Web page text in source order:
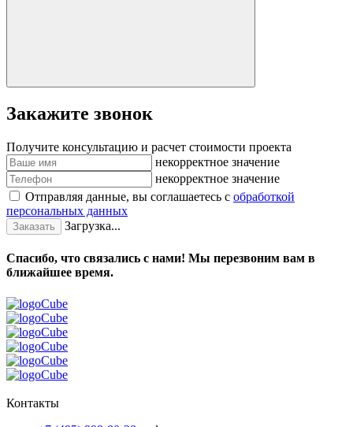
Закажите звонок
Получите консультацию и расчет стоимости проекта
некорректное значение
некорректное значение
Отправляя данные, вы соглашаетесь с обработкой
персональных данных
Заказать Загрузка...
Спасибо, что связались с нами! Мы перезвоним вам в
ближайшее время.
Контакты